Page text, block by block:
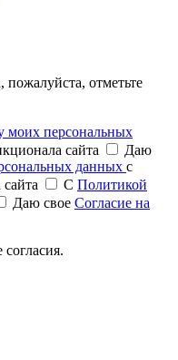
пожалуйста, отметьте
моих персональных
сайта
Даю
данных с
С Политикой
Даю свое Согласие на